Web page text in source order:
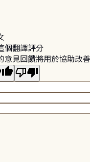
個翻譯評分
意見回饋將用於協助改